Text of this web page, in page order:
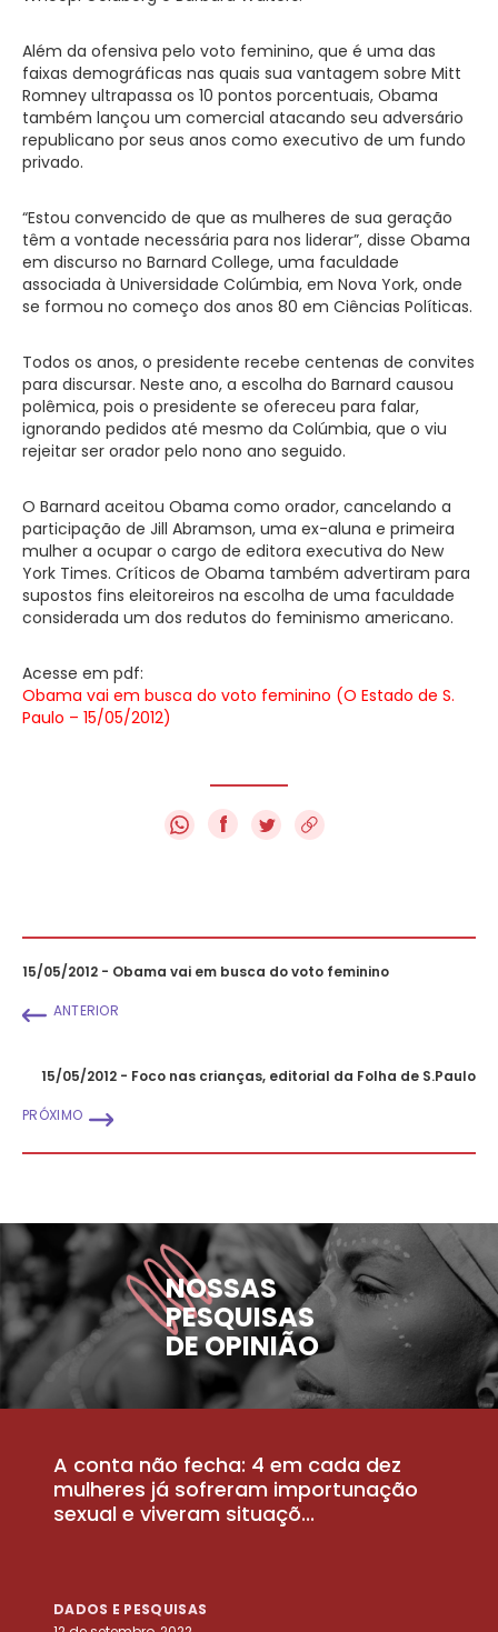
Além da ofensiva pelo voto feminino, que é uma das
faixas demográficas nas quais sua vantagem sobre Mitt
Romney ultrapassa os 10 pontos porcentuais, Obama
também lançou um comercial atacando seu adversário
republicano por seus anos como executivo de um fundo
privado.
“Estou convencido de que as mulheres de sua geração
têm a vontade necessária para nos liderar”, disse Obama
em discurso no Barnard College, uma faculdade
associada à Universidade Colúmbia, em Nova York, onde
se formou no começo dos anos 80 em Ciências Políticas.
Todos os anos, o presidente recebe centenas de convites
para discursar. Neste ano, a escolha do Barnard causou
polêmica, pois o presidente se ofereceu para falar,
ignorando pedidos até mesmo da Colúmbia, que o viu
rejeitar ser orador pelo nono ano seguido.
O Barnard aceitou Obama como orador, cancelando a
participação de Jill Abramson, uma ex-aluna e primeira
mulher a ocupar o cargo de editora executiva do New
York Times. Críticos de Obama também advertiram para
supostos fins eleitoreiros na escolha de uma faculdade
considerada um dos redutos do feminismo americano.
Acesse em pdf:
Obama vai em busca do voto feminino (O Estado de S.
Paulo – 15/05/2012)
f
15/05/2012 - Obama vai em busca do voto feminino
ANTERIOR
15/05/2012 - Foco nas crianças, editorial da Folha de S.Paulo
PRÓXIMO
NOSSAS
PESQUISAS
DE OPINIÃO
A conta não fecha: 4 em cada dez
mulheres já sofreram importunação
sexual e viveram situaçõ...
DADOS E PESQUISAS